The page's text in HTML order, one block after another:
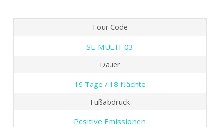
Tour Code
SL-MULTI-03
Dauer
19 Tage / 18 Nächte
Fußabdruck
Positive Emissionen